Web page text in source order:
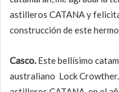
astilleros CATANA y
construcción de este
Casco. Este bellísimo
australiano Lock